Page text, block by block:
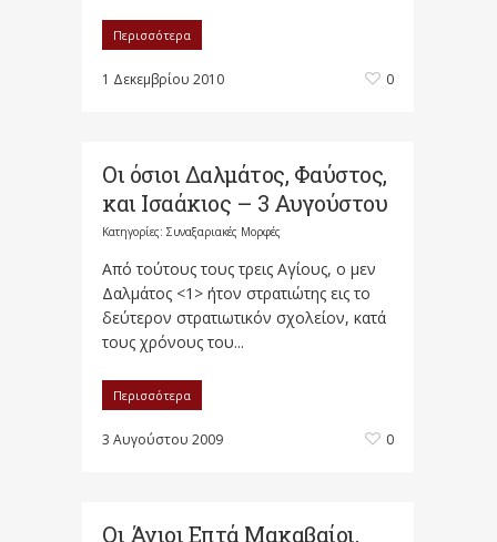
Περισσότερα
1 Δεκεμβρίου 2010 0
Οι όσιοι Δαλμάτος, Φαύστος,
και Ισαάκιος – 3 Αυγούστου
Κατηγορίες: Συναξαριακές Μορφές
Aπό τούτους τους τρεις Aγίους, ο μεν
Δαλμάτος <1> ήτον στρατιώτης εις το
δεύτερον στρατιωτικόν σχολείον, κατά
τους χρόνους του...
Περισσότερα
3 Αυγούστου 2009 0
Οι Άγιοι Επτά Μακαβαίοι,